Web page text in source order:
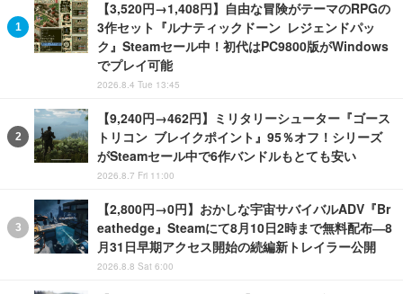
【3,520円→1,408円】自由な冒険がテーマのRPGの
3作セット『ルナティックドーン レジェンドパッ
ク』Steamセール中！初代はPC9800版がWindows
でプレイ可能
2026.8.4 Tue 13:45
【9,240円→462円】ミリタリーシューター『ゴース
トリコン ブレイクポイント』95％オフ！シリーズ
がSteamセール中で6作バンドルもとても安い
2026.8.7 Fri 11:00
【2,800円→0円】おかしな宇宙サバイバルADV『Br
eathedge』Steamにて8月10日2時まで無料配布―8
月31日早期アクセス開始の続編新トレイラー公開
2026.8.8 Sat 6:00